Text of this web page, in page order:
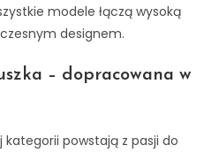
modele łączą wysoką
designem.
– dopracowana w
powstają z pasji do